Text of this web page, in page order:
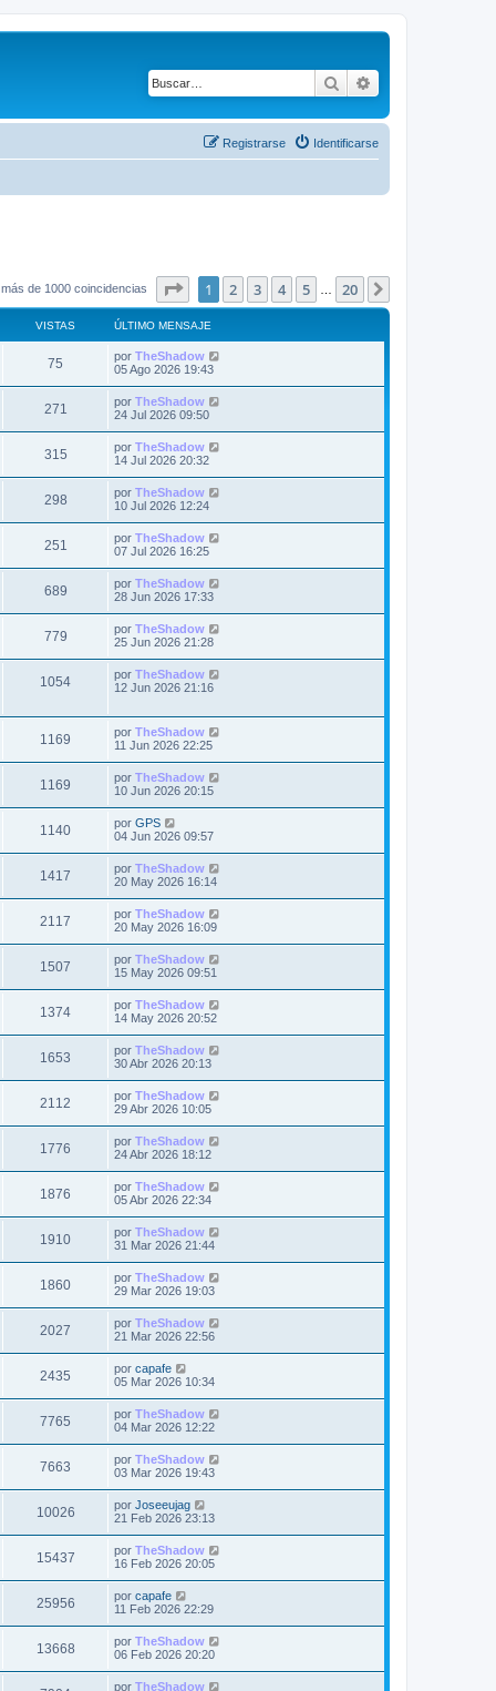
Buscar
Identificarse
Registrarse
de 1000 coincidencias Página1 de 20
1 2 3 4 5 20
VISTAS ÚLTIMO MENSAJE
75
i
t
a
s
Ú
l
m
o
m
e
n
s
a
j
e
por TheShadow
05 Ago 2026 19:43
271
i
t
a
s
Ú
l
m
o
m
e
n
s
a
j
e
por TheShadow
24 Jul 2026 09:50
315V
i
a
s
Ú
m
o
m
e
n
s
a
j
e
por TheShadow
14 Jul 2026 20:32
298V
i
t
a
s
Ú
m
o
m
e
n
s
a
j
e
por TheShadow
10 Jul 2026 12:24
251
i
t
a
s
Ú
l
m
o
m
e
n
s
a
j
e
por TheShadow
07 Jul 2026 16:25
689V
i
t
s
Ú
l
m
o
m
e
n
a
j
e
por TheShadow
28 Jun 2026 17:33
779V
i
t
s
Ú
l
m
o
e
n
s
a
j
e
por TheShadow
25 Jun 2026 21:28
1054V
t
s
Ú
o
m
e
n
s
a
j
e
por TheShadow
12 Jun 2026 21:16
1169
i
t
a
Ú
m
o
m
e
n
s
a
j
e
por TheShadow
11 Jun 2026 22:25
1169
i
a
Ú
m
o
m
e
n
s
a
j
e
por TheShadow
10 Jun 2026 20:15
1140V
i
a
Ú
l
m
o
m
e
n
s
a
j
e
por GPS
04 Jun 2026 09:57
1417
i
a
s
Ú
l
m
o
m
e
n
s
a
j
e
por TheShadow
20 May 2026 16:14
2117
i
a
Ú
l
m
o
m
e
n
s
a
j
e
por TheShadow
20 May 2026 16:09
1507
i
a
Ú
m
o
m
e
n
s
a
j
e
por TheShadow
15 May 2026 09:51
1374V
i
a
Ú
m
o
m
e
n
s
a
j
e
por TheShadow
14 May 2026 20:52
1653
i
a
Ú
l
m
o
m
e
n
s
a
j
e
por TheShadow
30 Abr 2026 20:13
2112
i
a
Ú
l
m
o
m
e
n
s
a
j
e
por TheShadow
29 Abr 2026 10:05
1776
i
a
Ú
l
m
o
m
e
n
s
a
j
e
por TheShadow
24 Abr 2026 18:12
1876
i
t
a
Ú
l
m
o
m
e
n
s
a
j
e
por TheShadow
05 Abr 2026 22:34
1910V
i
a
Ú
l
m
o
m
e
n
s
a
j
e
por TheShadow
31 Mar 2026 21:44
1860V
i
a
Ú
l
m
o
m
e
n
s
a
j
e
por TheShadow
29 Mar 2026 19:03
2027
i
a
Ú
l
m
o
m
e
n
s
a
j
e
por TheShadow
21 Mar 2026 22:56
2435
i
a
s
Ú
l
m
o
m
e
n
s
a
j
e
por capafe
05 Mar 2026 10:34
7765
i
t
a
s
Ú
l
m
o
m
e
n
s
a
j
e
por TheShadow
04 Mar 2026 12:22
7663
i
t
a
s
Ú
l
m
o
m
e
n
s
a
j
e
por TheShadow
03 Mar 2026 19:43
10026V
i
t
a
s
Ú
l
m
o
m
e
n
s
a
j
e
por Joseeujag
21 Feb 2026 23:13
15437V
i
t
a
Ú
m
o
m
e
n
s
a
por TheShadow
16 Feb 2026 20:05
25956V
i
Ú
m
o
m
e
por capafe
11 Feb 2026 22:29
13668V
i
Ú
l
por TheShadow
06 Feb 2026 20:20
Ú
por TheShadow